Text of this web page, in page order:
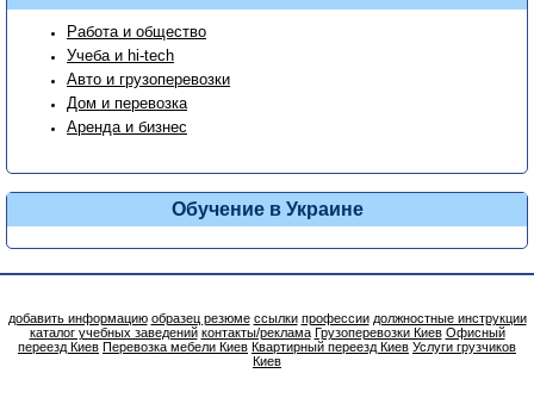
Работа и общество
Учеба и hi-tech
Авто и грузоперевозки
Дом и перевозка
Аренда и бизнес
Обучение в Украине
добавить информацию образец резюме ссылки профессии должностные инструкции
каталог учебных заведений контакты/реклама Грузоперевозки Киев Офисный
переезд Киев Перевозка мебели Киев Квартирный переезд Киев Услуги грузчиков
Киев